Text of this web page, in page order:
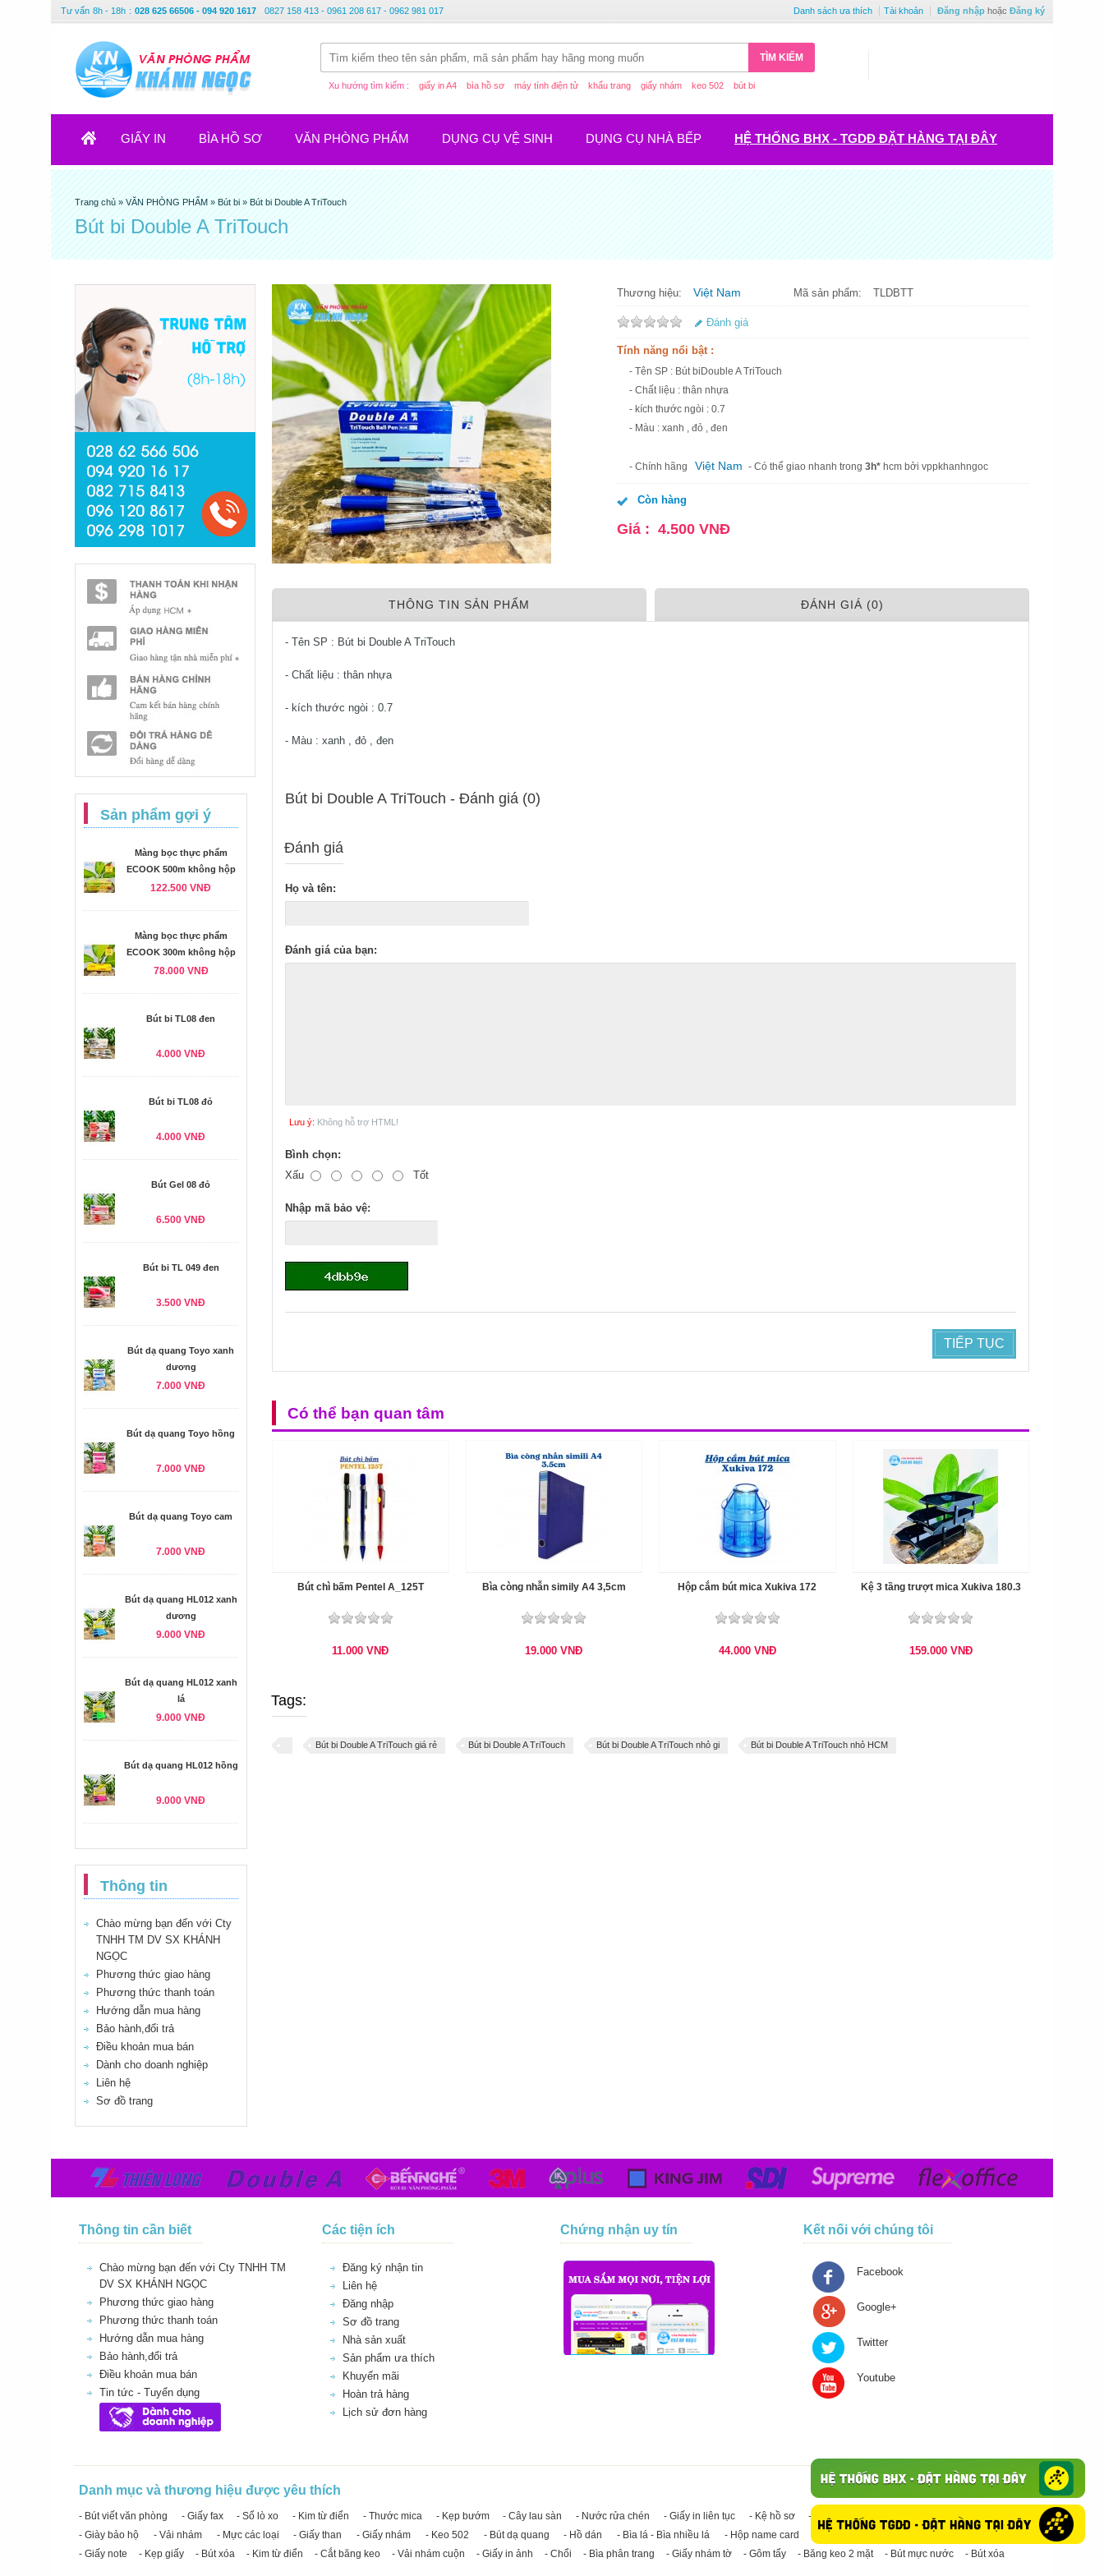
Tư vấn 8h - 18h : 028 625 66506 - 094 920 1617 0827 158 413 - 0961 208 617 - 0962 981 017 Danh sách ưa thích Tài khoản Đăng nhập hoặc Đăng ký
TÌM KIẾM
Xu hướng tìm kiếm : giấy in A4 bìa hồ sơ máy tính điện tử khẩu trang giấy nhám keo 502 bút bi
GIẤY IN BÌA HỒ SƠ VĂN PHÒNG PHẨM DỤNG CỤ VỆ SINH DỤNG CỤ NHÀ BẾP HỆ THỐNG BHX - TGDĐ ĐẶT HÀNG TẠI ĐÂY
Trang chủ»VĂN PHÒNG PHẨM »Bút bi »Bút bi Double A TriTouch
Bút bi Double A TriTouch
Sản phẩm gợi ý
Màng bọc thực phẩm
ECOOK 500m không hộp
122.500 VNĐ
Màng bọc thực phẩm
ECOOK 300m không hộp
78.000 VNĐ
Bút bi TL08 đen
4.000 VNĐ
Bút bi TL08 đỏ
4.000 VNĐ
Bút Gel 08 đỏ
6.500 VNĐ
Bút bi TL 049 đen
3.500 VNĐ
Bút dạ quang Toyo xanh
dương
7.000 VNĐ
Bút dạ quang Toyo hồng
7.000 VNĐ
Bút dạ quang Toyo cam
7.000 VNĐ
Bút dạ quang HL012 xanh
dương
9.000 VNĐ
Bút dạ quang HL012 xanh
lá
9.000 VNĐ
Bút dạ quang HL012 hồng
9.000 VNĐ
Thông tin
Chào mừng bạn đến với Cty
TNHH TM DV SX KHÁNH
NGỌC
Phương thức giao hàng
Phương thức thanh toán
Hướng dẫn mua hàng
Bảo hành,đổi trả
Điều khoản mua bán
Dành cho doanh nghiệp
Liên hệ
Sơ đồ trang
Thương hiệu: Việt Nam Mã sản phẩm: TLDBTT
Đánh giá
Tính năng nổi bật :
- Tên SP : Bút biDouble A TriTouch
- Chất liệu : thân nhựa
- kích thước ngòi : 0.7
- Màu : xanh , đỏ , đen
- Chính hãng Việt Nam - Có thể giao nhanh trong 3h* hcm bởi vppkhanhngoc
Còn hàng
Giá : 4.500 VNĐ
THÔNG TIN SẢN PHẨM ÐÁNH GIÁ (0)
- Tên SP : Bút bi Double A TriTouch
- Chất liệu : thân nhựa
- kích thước ngòi : 0.7
- Màu : xanh , đỏ , đen
Bút bi Double A TriTouch - Ðánh giá (0)
Đánh giá
Họ và tên:
Đánh giá của bạn:
Lưu ý: Không hỗ trợ HTML!
Bình chọn:
Xấu
Tốt
Nhập mã bảo vệ:
TIẾP TỤC
Có thể bạn quan tâm
Bút chì bấm Pentel A_125T
11.000VNĐ
Bìa còng nhẫn simily A4 3,5cm
19.000VNĐ
Hộp cắm bút mica Xukiva 172
44.000 VNĐ
Kệ 3 tầng trượt mica Xukiva 180.3
159.000 VNĐ
Tags:
Bút bi Double A TriTouch giá rẻ Bút bi Double A TriTouch Bút bi Double A TriTouch nhỏ gi Bút bi Double A TriTouch nhỏ HCM
Thông tin cần biết
Chào mừng bạn đến với Cty TNHH TM
DV SX KHÁNH NGỌC
Phương thức giao hàng
Phương thức thanh toán
Hướng dẫn mua hàng
Bảo hành,đổi trả
Điều khoản mua bán
Tin tức - Tuyển dụng
Các tiện ích
Đăng ký nhận tin
Liên hệ
Đăng nhập
Sơ đồ trang
Nhà sản xuất
Sản phẩm ưa thích
Khuyến mãi
Hoàn trả hàng
Lịch sử đơn hàng
Chứng nhận uy tín Kết nối với chúng tôi
Facebook
Google+
Twitter
Youtube
Danh mục và thương hiệu được yêu thích
- Bút viết văn phòng - Giấy fax - Sổ lò xo - Kim từ điển - Thước mica - Kẹp bướm - Cây lau sàn - Nước rửa chén - Giấy in liên tục - Kệ hồ sơ - Giấy in A4
- Băng keo trong - Băng keo đục
- Giày bảo hộ
- Vải nhám - Mực các loại - Giấy than - Giấy nhám - Keo 502 - Bút dạ quang - Hồ dán - Bìa lá - Bìa nhiều lá - Hộp name card - Giấy in A3 - Giấy vệ sinh
- Keo Silicone
- Giấy note
- Kẹp giấy - Bút xóa - Kim từ điển - Cắt băng keo - Vải nhám cuộn - Giấy in ảnh - Chổi - Bìa phân trang - Giấy nhám tờ - Gôm tẩy - Băng keo 2 mặt - Bút mực nước - Bút xóa